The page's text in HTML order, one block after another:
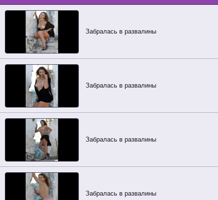
Забралась в развалины
Забралась в развалины
Забралась в развалины
Забралась в развалины